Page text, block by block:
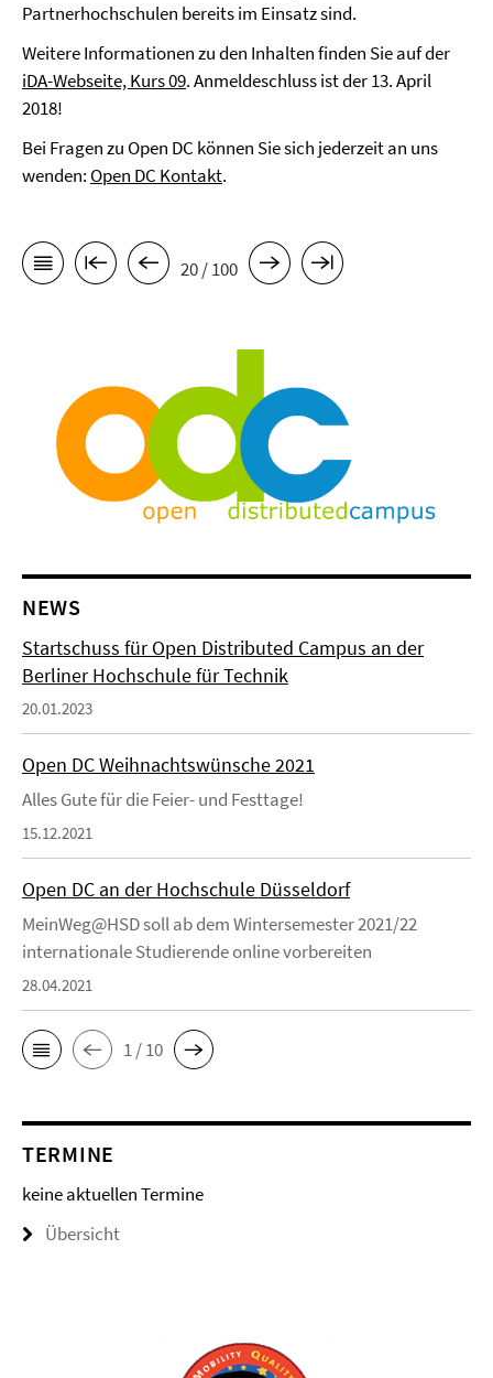
Partnerhochschulen bereits im Einsatz sind.
Weitere Informationen zu den Inhalten finden Sie auf der
iDA-Webseite, Kurs 09. Anmeldeschluss ist der 13. April
2018!
Bei Fragen zu Open DC können Sie sich jederzeit an uns
wenden: Open DC Kontakt.
20 / 100
NEWS
Startschuss für Open Distributed Campus an der
Berliner Hochschule für Technik
20.01.2023
Open DC Weihnachtswünsche 2021
Alles Gute für die Feier- und Festtage!
15.12.2021
Open DC an der Hochschule Düsseldorf
MeinWeg@HSD soll ab dem Wintersemester 2021/22
internationale Studierende online vorbereiten
28.04.2021
1 / 10
TERMINE
keine aktuellen Termine
Übersicht